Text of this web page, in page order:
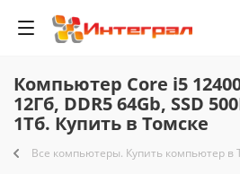
Компьютер Core i5
12Гб, DDR5 64Gb, SSD
1Тб. Купить в Томске
Все компьютеры. Купить компьютер в